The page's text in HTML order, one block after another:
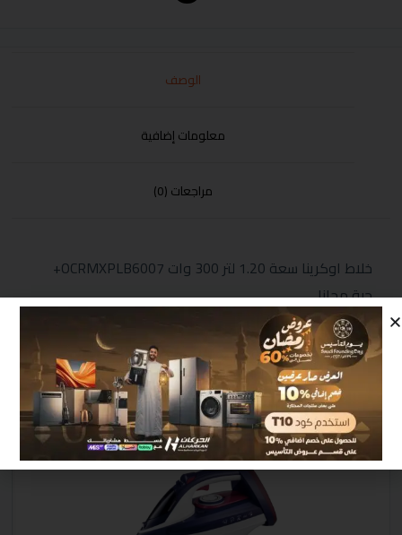
الوصف
معلومات إضافية
مراجعات (0)
خلاط اوكرينا سعة 1.20 لتر 300 وات OCRMXPLB6007+
حبة مجانا
منتجات مشابهة